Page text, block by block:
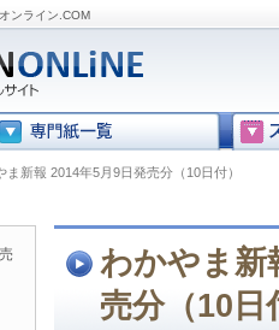
ンライン.COM
ま新報 2014年5月9日発売分（10日付）
わかやま新
売分（10日